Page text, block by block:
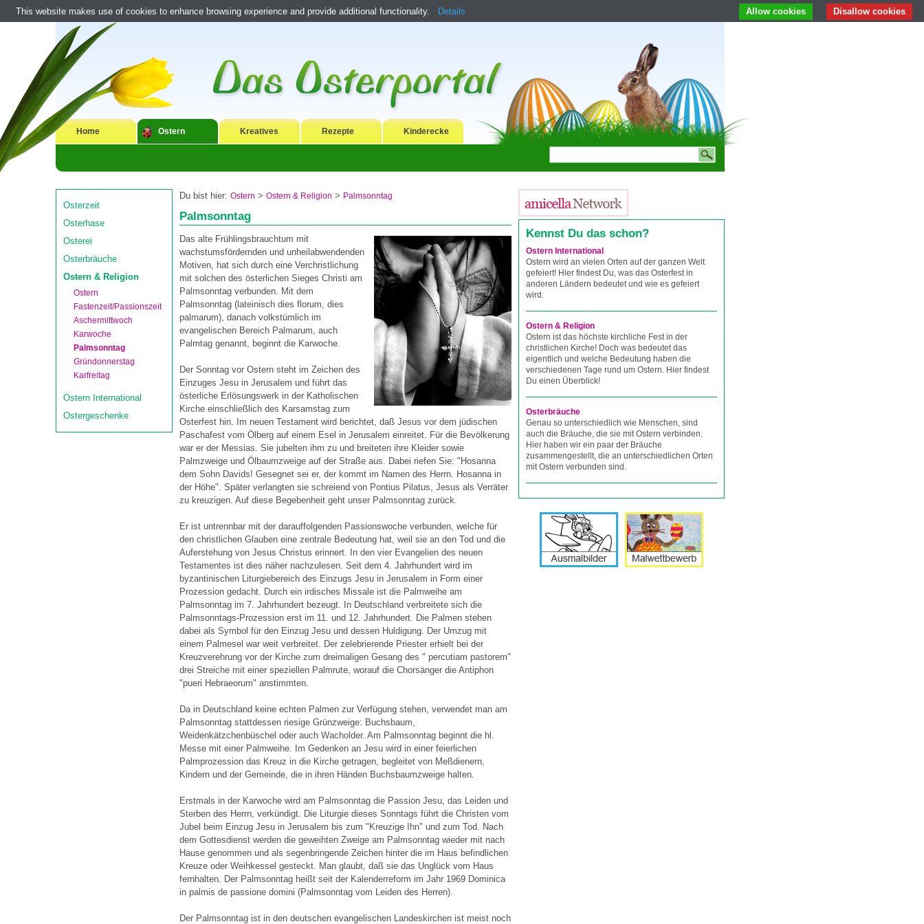
Home Ostern Kreatives Rezepte Kinderecke
Osterzeit
Osterhase
Osterei
Osterbräuche
Ostern & Religion
Ostern
Fastenzeit/Passionszeit
Aschermittwoch
Karwoche
Palmsonntag
Gründonnerstag
Karfreitag
Ostern International
Ostergeschenke
Du bist hier: Ostern > Ostern & Religion > Palmsonntag
Palmsonntag
Das alte Frühlingsbrauchtum mit
wachstumsfördernden und unheilabwendenden
Motiven, hat sich durch eine Verchristlichung
mit solchen des österlichen Sieges Christi am
Palmsonntag verbunden. Mit dem
Palmsonntag (lateinisch dies florum, dies
palmarum), danach volkstümlich im
evangelischen Bereich Palmarum, auch
Palmtag genannt, beginnt die Karwoche.
Der Sonntag vor Ostern steht im Zeichen des
Einzuges Jesu in Jerusalem und führt das
österliche Erlösungswerk in der Katholischen
Kirche einschließlich des Karsamstag zum
Osterfest hin. Im neuen Testament wird berichtet, daß Jesus vor dem jüdischen
Paschafest vom Ölberg auf einem Esel in Jerusalem einreitet. Für die Bevölkerung
war er der Messias. Sie jubelten ihm zu und breiteten ihre Kleider sowie
Palmzweige und Ölbaumzweige auf der Straße aus. Dabei riefen Sie: "Hosanna
dem Sohn Davids! Gesegnet sei er, der kommt im Namen des Herrn. Hosanna in
der Höhe". Später verlangten sie schreiend von Pontius Pilatus, Jesus als Verräter
zu kreuzigen. Auf diese Begebenheit geht unser Palmsonntag zurück.
Er ist untrennbar mit der darauffolgenden Passionswoche verbunden, welche für
den christlichen Glauben eine zentrale Bedeutung hat, weil sie an den Tod und die
Auferstehung von Jesus Christus erinnert. In den vier Evangelien des neuen
Testamentes ist dies näher nachzulesen. Seit dem 4. Jahrhundert wird im
byzantinischen Liturgiebereich des Einzugs Jesu in Jerusalem in Form einer
Prozession gedacht. Durch ein irdisches Missale ist die Palmweihe am
Palmsonntag im 7. Jahrhundert bezeugt. In Deutschland verbreitete sich die
Palmsonntags-Prozession erst im 11. und 12. Jahrhundert. Die Palmen stehen
dabei als Symbol für den Einzug Jesu und dessen Huldigung. Der Umzug mit
einem Palmesel war weit verbreitet. Der zelebrierende Priester erhielt bei der
Kreuzverehrung vor der Kirche zum dreimaligen Gesang des " percutiam pastorem"
drei Streiche mit einer speziellen Palmrute, worauf die Chorsänger die Antiphon
"pueri Hebraeorum" anstimmten.
Da in Deutschland keine echten Palmen zur Verfügung stehen, verwendet man am
Palmsonntag stattdessen riesige Grünzweige: Buchsbaum,
Weidenkätzchenbüschel oder auch Wacholder. Am Palmsonntag beginnt die hl.
Messe mit einer Palmweihe. Im Gedenken an Jesu wird in einer feierlichen
Palmprozession das Kreuz in die Kirche getragen, begleitet von Meßdienern,
Kindern und der Gemeinde, die in ihren Händen Buchsbaumzweige halten.
Erstmals in der Karwoche wird am Palmsonntag die Passion Jesu, das Leiden und
Sterben des Herrn, verkündigt. Die Liturgie dieses Sonntags führt die Christen vom
Jubel beim Einzug Jesu in Jerusalem bis zum "Kreuzige Ihn" und zum Tod. Nach
dem Gottesdienst werden die geweihten Zweige am Palmsonntag wieder mit nach
Hause genommen und als segenbringende Zeichen hinter die im Haus befindlichen
Kreuze oder Weihkessel gesteckt. Man glaubt, daß sie das Unglück vom Haus
fernhalten. Der Palmsonntag heißt seit der Kalenderreform im Jahr 1969 Dominica
in palmis de passione domini (Palmsonntag vom Leiden des Herren).
Der Palmsonntag ist in den deutschen evangelischen Landeskirchen ist meist noch
Kennst Du das schon?
Ostern International
Ostern wird an vielen Orten auf der ganzen Welt
gefeiert! Hier findest Du, was das Osterfest in
anderen Ländern bedeutet und wie es gefeiert
wird.
Ostern & Religion
Ostern ist das höchste kirchliche Fest in der
christlichen Kirche! Doch was bedeutet das
eigentlich und welche Bedeutung haben die
verschiedenen Tage rund um Ostern. Hier findest
Du einen Überblick!
Osterbräuche
Genau so unterschiedlich wie Menschen, sind
auch die Bräuche, die sie mit Ostern verbinden.
Hier haben wir ein paar der Bräuche
zusammengestellt, die an unterschiedlichen Orten
mit Ostern verbunden sind.
This website makes use of cookies to enhance browsing experience and provide additional functionality. Details Disallow cookies
Allow cookies